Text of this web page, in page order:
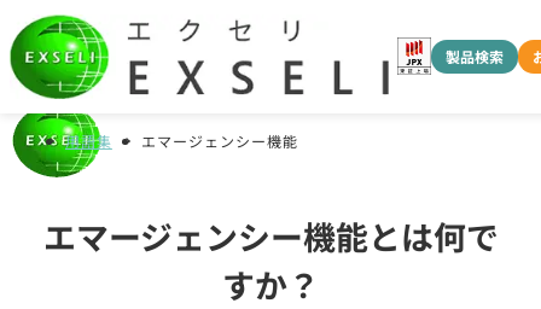
製品検索
用語集 エマージェンシー機能
エマージェンシー機能とは何で
すか？